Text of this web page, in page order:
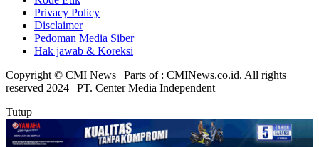
Privacy Policy
Disclaimer
Pedoman Media Siber
Hak jawab & Koreksi
Copyright © CMI News | Parts of : CMINews.co.id. All rights
reserved 2024 | PT. Center Media Independent
Tutup